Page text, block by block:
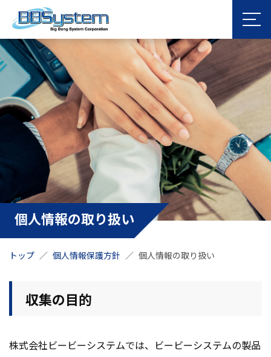
個人情報の取り扱い
トップ 個人情報保護方針 個人情報の取り扱い
収集の目的
株式会社ビービーシステムでは、ビービーシステムの製品